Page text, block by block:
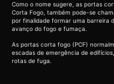
Como o nome sugere, as portas
Corta Fogo, também pode-se
por finalidade formar uma barreira
avanço do fogo e fumaça.
As portas corta fogo (PCF)
escadas de emergência de
rotas de fuga.